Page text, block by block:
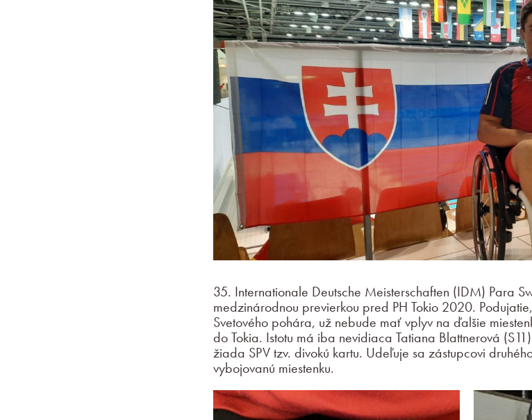
35. Internationale Deutsche Meisterschaften (IDM) Para
medzinárodnou previerkou pred PH Tokio 2020.
Svetového pohára, už nebude mať vplyv na ďalšie
do Tokia. Istotu má iba nevidiaca Tatiana Blattnerová
žiada SPV tzv. divokú kartu. Udeľuje sa zástupcovi
vybojovanú miestenku.